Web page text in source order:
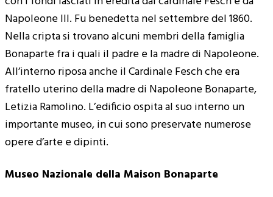
Napoleone III. Fu benedetta nel settembre del 1860.
Nella cripta si trovano alcuni membri della famiglia
Bonaparte fra i quali il padre e la madre di Napoleone.
All’interno riposa anche il Cardinale Fesch che era
fratello uterino della madre di Napoleone Bonaparte,
Letizia Ramolino. L’edificio ospita al suo interno un
importante museo, in cui sono preservate numerose
opere d’arte e dipinti.
Museo Nazionale della Maison Bonaparte